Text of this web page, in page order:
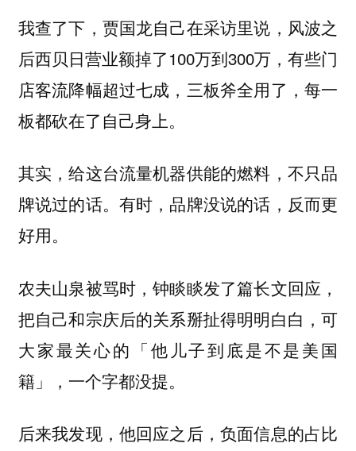
我查了下，贾国龙自己在采访里说，风波之
后西贝日营业额掉了100万到300万，有些门
店客流降幅超过七成，三板斧全用了，每一
板都砍在了自己身上。
其实，给这台流量机器供能的燃料，不只品
牌说过的话。有时，品牌没说的话，反而更
好用。
农夫山泉被骂时，钟睒睒发了篇长文回应，
把自己和宗庆后的关系掰扯得明明白白，可
大家最关心的「他儿子到底是不是美国
籍」，一个字都没提。
后来我发现，他回应之后，负面信息的占比